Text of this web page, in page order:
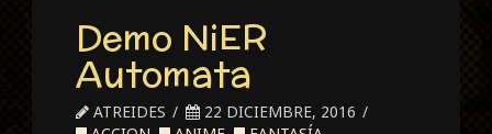
Demo NiER
Automata
ATREIDES
22 DICIEMBRE, 2016